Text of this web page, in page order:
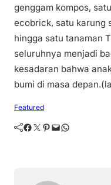
genggam kompos,
ecobrick, satu karung
hingga satu tanaman
seluruhnya menjadi
kesadaran bahwa
bumi di masa
Featured
Facebook Twitter Pinterest Mail WhatsApp